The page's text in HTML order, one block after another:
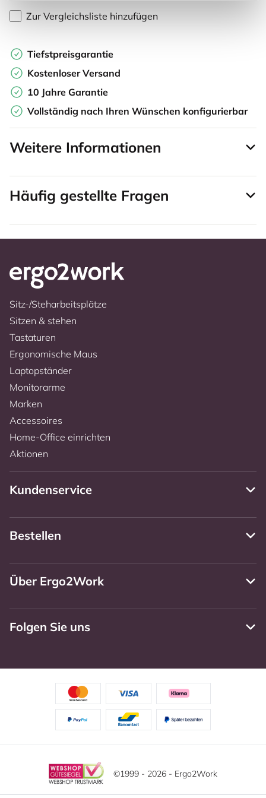
Zur Vergleichsliste hinzufügen
Tiefstpreisgarantie
Kostenloser Versand
10 Jahre Garantie
Vollständig nach Ihren Wünschen konfigurierbar
Weitere Informationen
Häufig gestellte Fragen
Sitz-/Steharbeitsplätze
Sitzen & stehen
Tastaturen
Ergonomische Maus
Laptopständer
Monitorarme
Marken
Accessoires
Home-Office einrichten
Aktionen
Kundenservice
Bestellen
Über Ergo2Work
Folgen Sie uns
©1999 - 2026 - Ergo2Work